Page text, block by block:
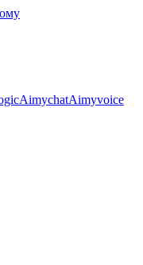
AimychatAimyvoice